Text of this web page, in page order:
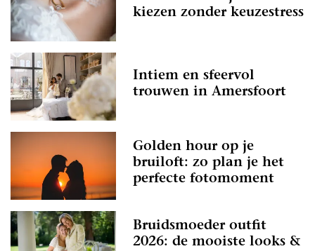
kiezen zonder keuzestress
Intiem en sfeervol
trouwen in Amersfoort
Golden hour op je
bruiloft: zo plan je het
perfecte fotomoment
Bruidsmoeder outfit
2026: de mooiste looks &